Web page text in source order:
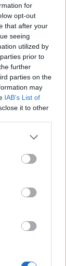
for
opt-out
that after your
seeing
utilized by
prior to
further
parties on the
may
IAB’s List of
it to other
more Google
may click to
tags to
below Google